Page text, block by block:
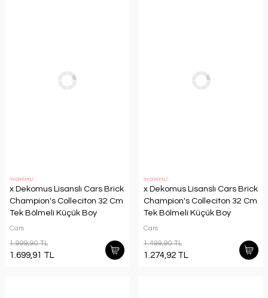
İNDİRİMLİ
x Dekomus Lisanslı Cars Brick
Champion's Colleciton 32 Cm
Tek Bölmeli Küçük Boy
Anaokul Çantası,Beslenme
Cars
1.999,90 TL
1.699,91 TL
İNDİRİMLİ
x Dekomus Lisanslı Cars Brick
Champion's Colleciton 32 Cm
Tek Bölmeli Küçük Boy
Anaokul Çantası
Cars
1.499,90 TL
1.274,92 TL